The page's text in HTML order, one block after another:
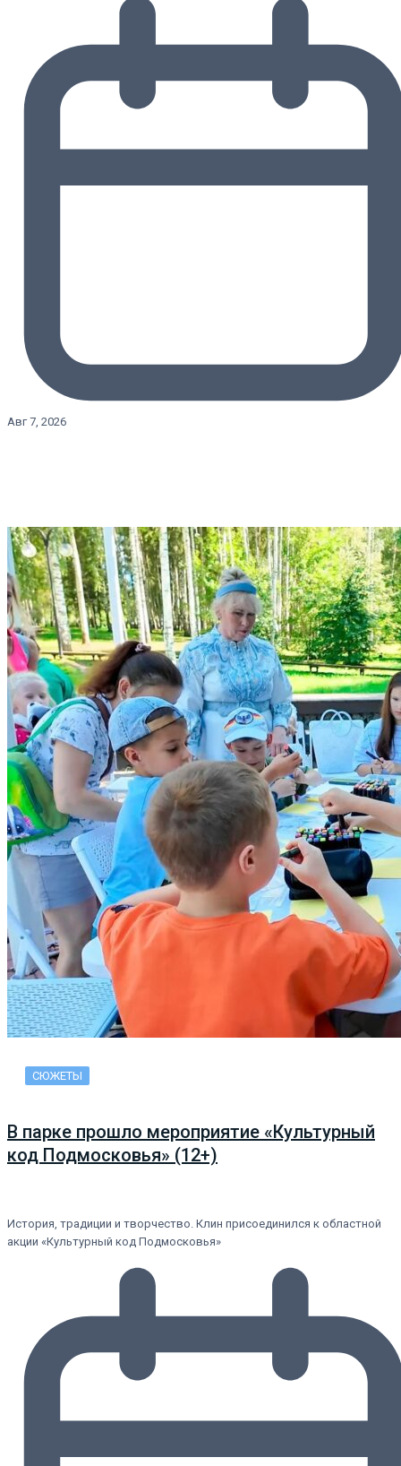
Авг 7, 2026
СЮЖЕТЫ
В парке прошло мероприятие «Культурный
код Подмосковья» (12+)
История, традиции и творчество. Клин присоединился к областной
акции «Культурный код Подмосковья»